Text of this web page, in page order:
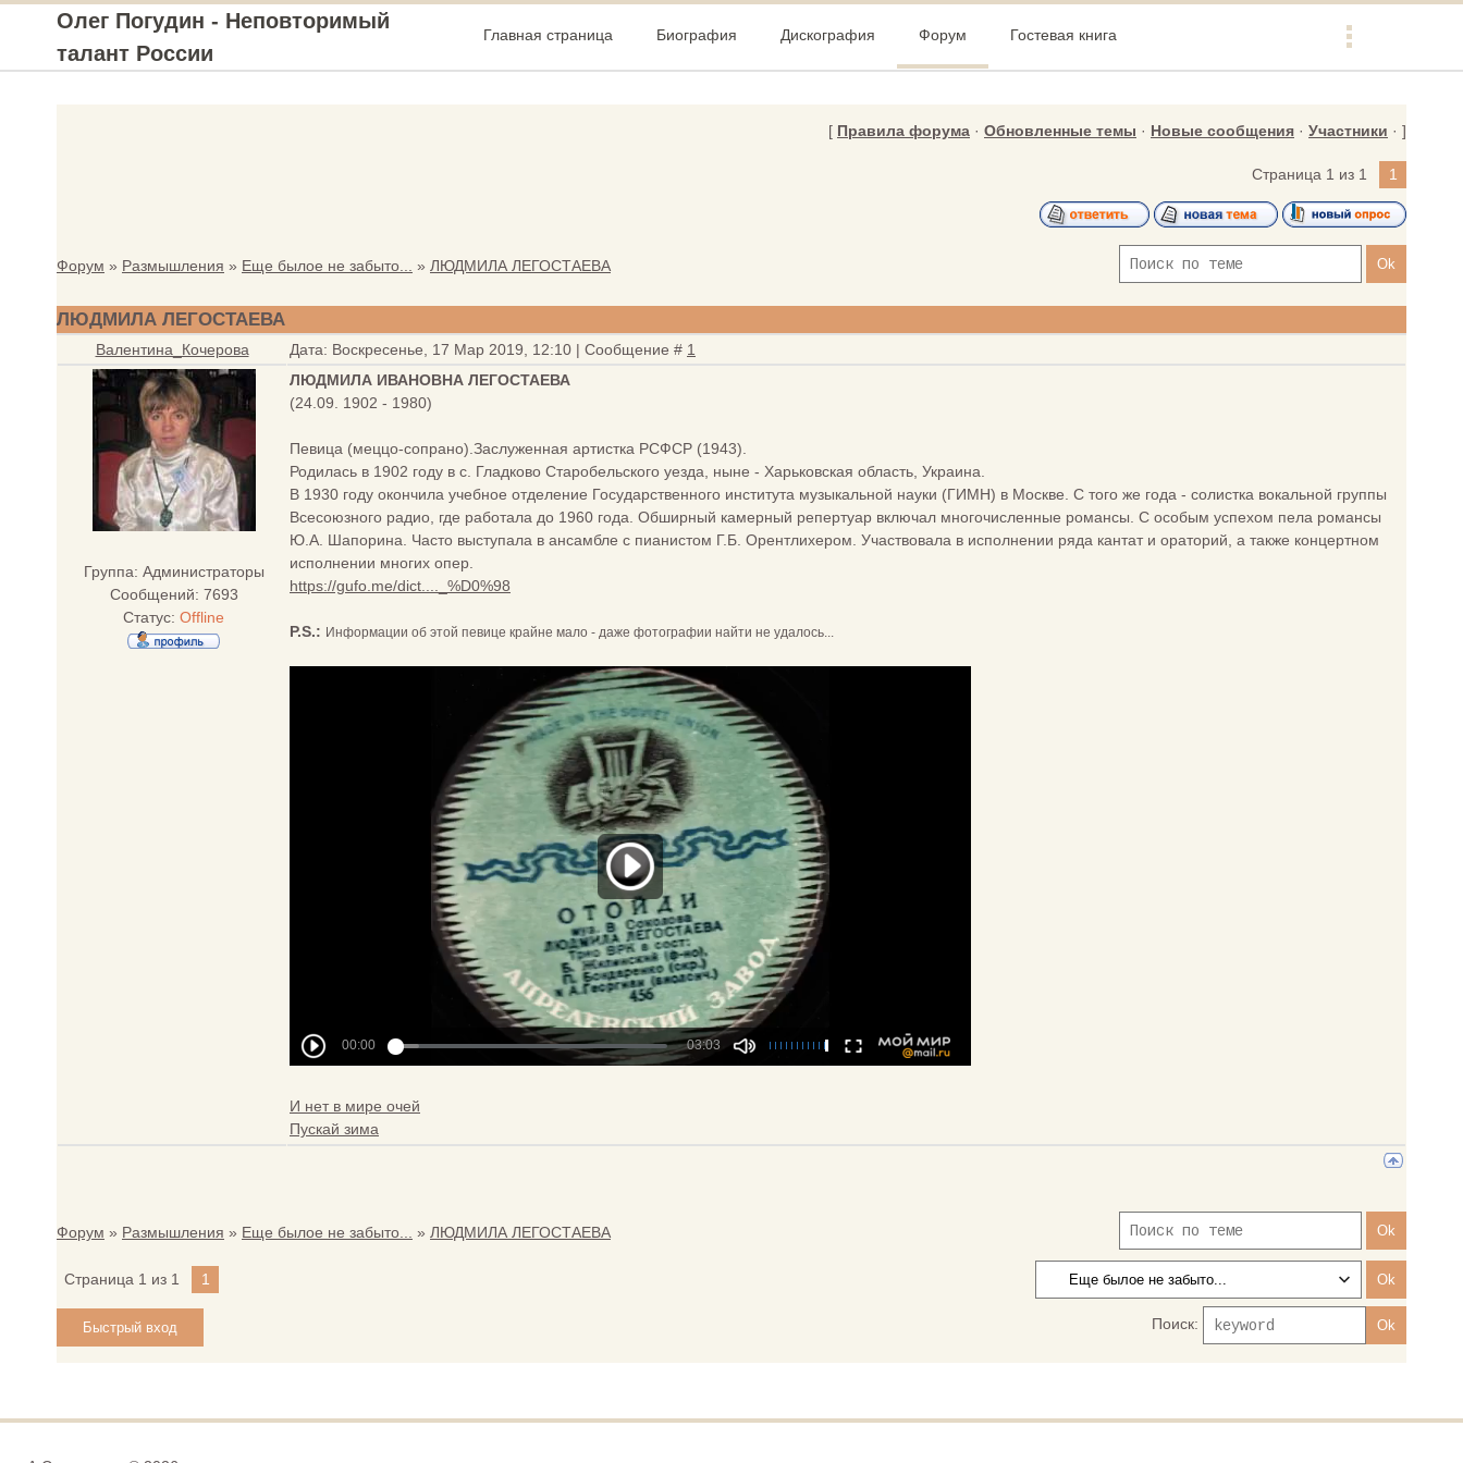
Олег Погудин - Неповторимый
талант России
Главная страница Биография Дискография Форум Гостевая книга
[ Правила форума · Обновленные темы · Новые сообщения · Участники · ]
Страница 1 из 1 1
Форум » Размышления » Еще былое не забыто... » ЛЮДМИЛА ЛЕГОСТАЕВА
ЛЮДМИЛА ЛЕГОСТАЕВА
Валентина_Кочерова Дата: Воскресенье, 17 Мар 2019, 12:10 | Сообщение # 1
Группа: Администраторы
Сообщений: 7693
Статус: Offline
ЛЮДМИЛА ИВАНОВНА ЛЕГОСТАЕВА
(24.09. 1902 - 1980)
Певица (меццо-сопрано).Заслуженная артистка РСФСР (1943).
Родилась в 1902 году в с. Гладково Старобельского уезда, ныне - Харьковская область, Украина.
В 1930 году окончила учебное отделение Государственного института музыкальной науки (ГИМН) в Москве. С того же года - солистка вокальной группы
Всесоюзного радио, где работала до 1960 года. Обширный камерный репертуар включал многочисленные романсы. С особым успехом пела романсы
Ю.А. Шапорина. Часто выступала в ансамбле с пианистом Г.Б. Орентлихером. Участвовала в исполнении ряда кантат и ораторий, а также концертном
исполнении многих опер.
https://gufo.me/dict...._%D0%98
P.S.: Информации об этой певице крайне мало - даже фотографии найти не удалось...
И нет в мире очей
Пускай зима
Форум » Размышления » Еще былое не забыто... » ЛЮДМИЛА ЛЕГОСТАЕВА
Страница 1 из 1 1
Поиск: